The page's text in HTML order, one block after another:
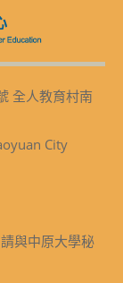
全人教育村南
City
與中原大學秘